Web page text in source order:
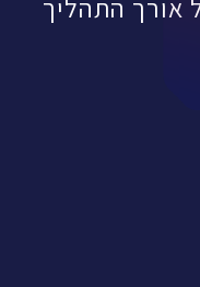
אורך התהליך